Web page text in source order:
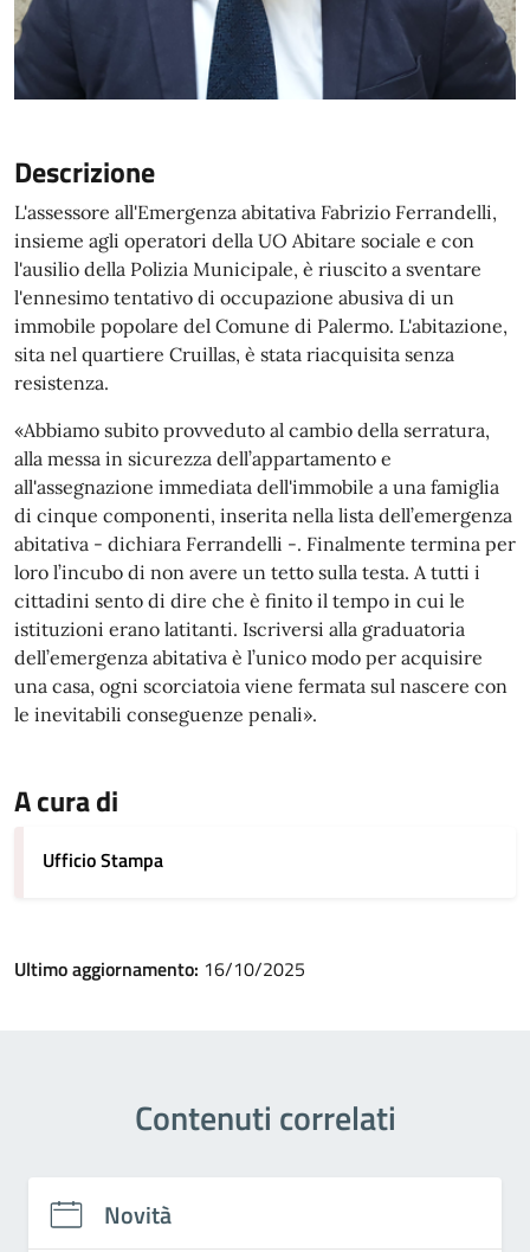
Descrizione
L'assessore all'Emergenza abitativa Fabrizio Ferrandelli,
insieme agli operatori della UO Abitare sociale e con
l'ausilio della Polizia Municipale, è riuscito a sventare
l'ennesimo tentativo di occupazione abusiva di un
immobile popolare del Comune di Palermo. L'abitazione,
sita nel quartiere Cruillas, è stata riacquisita senza
resistenza.
«Abbiamo subito provveduto al cambio della serratura,
alla messa in sicurezza dell’appartamento e
all'assegnazione immediata dell'immobile a una famiglia
di cinque componenti, inserita nella lista dell’emergenza
abitativa - dichiara Ferrandelli -. Finalmente termina per
loro l’incubo di non avere un tetto sulla testa. A tutti i
cittadini sento di dire che è finito il tempo in cui le
istituzioni erano latitanti. Iscriversi alla graduatoria
dell’emergenza abitativa è l’unico modo per acquisire
una casa, ogni scorciatoia viene fermata sul nascere con
le inevitabili conseguenze penali».
A cura di
Ufficio Stampa
Ultimo aggiornamento: 16/10/2025
Contenuti correlati
Novità